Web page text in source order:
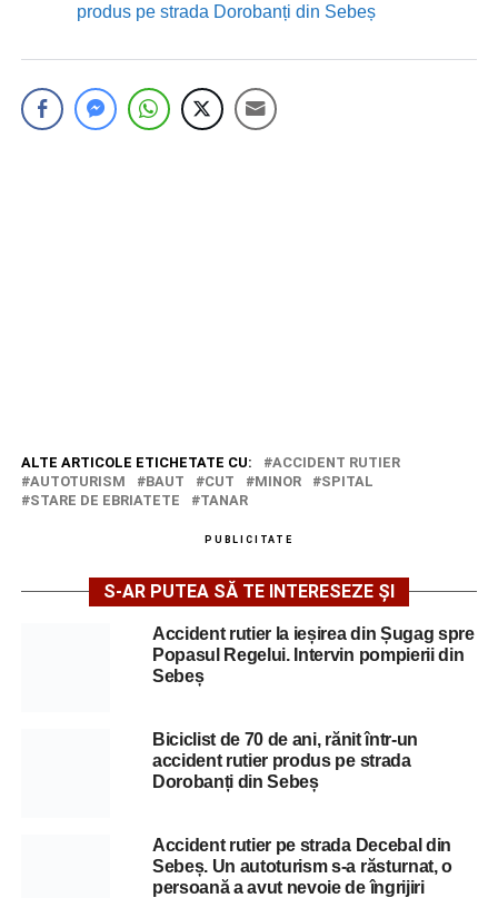
produs pe strada Dorobanți din Sebeș
ALTE ARTICOLE ETICHETATE CU:
ACCIDENT RUTIER
AUTOTURISM
BAUT CUT MINOR
SPITAL
STARE DE EBRIATETE
TANAR
PUBLICITATE
S-AR PUTEA SĂ TE INTERESEZE ȘI
Accident rutier la ieșirea din Șugag spre
Popasul Regelui. Intervin pompierii din
Sebeș
Biciclist de 70 de ani, rănit într-un
accident rutier produs pe strada
Dorobanți din Sebeș
Accident rutier pe strada Decebal din
Sebeș. Un autoturism s-a răsturnat, o
persoană a avut nevoie de îngrijiri